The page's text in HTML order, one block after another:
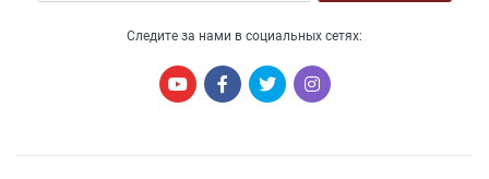
Следите за нами в социальных сетях: